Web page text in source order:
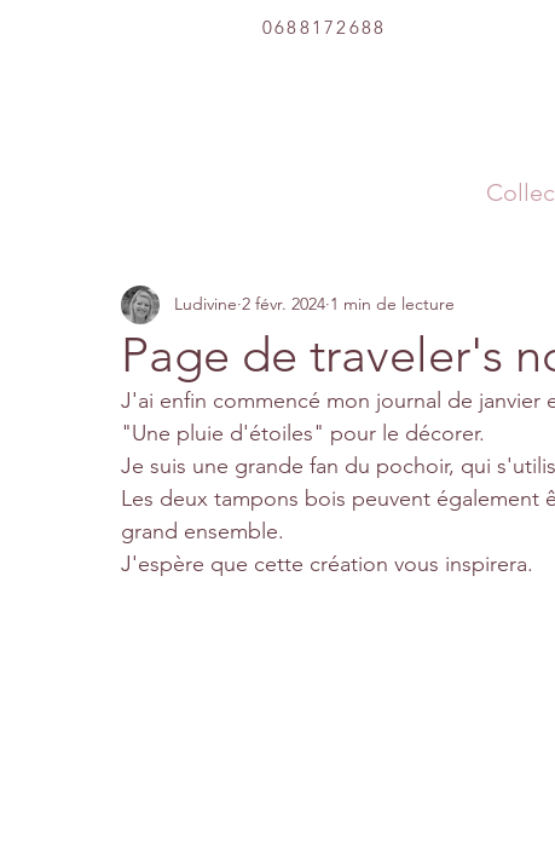
0688172688
Page de traveler's
Ludivine 2 févr. 2024 1 min de lecture
J'ai enfin commencé mon journal de
"Une pluie d'étoiles" pour le décorer.
Je suis une grande fan du pochoir, qui
Les deux tampons bois peuvent également
grand ensemble.
J'espère que cette création vous inspirera.